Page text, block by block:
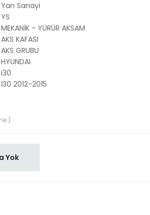
Yan Sanayi
YS
MEKANİK - YÜRÜR AKSAM
AKS KAFASI
AKS GRUBU
HYUNDAI
i30
İ30 2012-2015
)
Yok